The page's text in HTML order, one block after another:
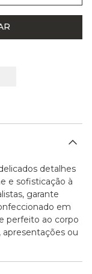
detalhes
e sofisticação à
garante
em
perfeito ao corpo
apresentações ou